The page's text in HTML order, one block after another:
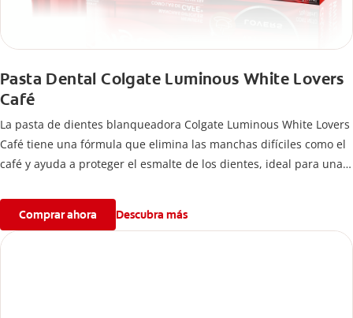
Pasta Dental Colgate Luminous White Lovers
Café
La pasta de dientes blanqueadora Colgate Luminous White Lovers
Café tiene una fórmula que elimina las manchas difíciles como el
café y ayuda a proteger el esmalte de los dientes, ideal para una
Comprar ahora Descubra más